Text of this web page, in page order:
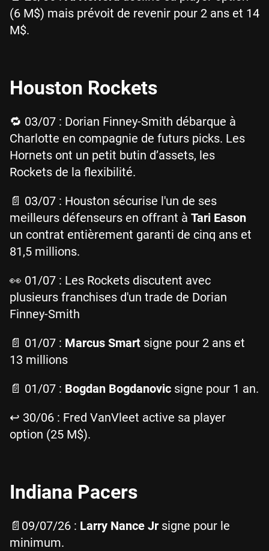
(6 M$) mais prévoit de revenir pour 2 ans et 14
M$.
Houston Rockets
🔁 03/07 : Dorian Finney-Smith débarque à
Charlotte en compagnie de futurs picks. Les
Hornets ont un petit butin d’assets, les
Rockets de la flexibilité.
📄 03/07 : Houston sécurise l'un de ses
meilleurs défenseurs en offrant à Tari Eason
un contrat entièrement garanti de cinq ans et
81,5 millions.
👀 01/07 : Les Rockets discutent avec
plusieurs franchises d'un trade de Dorian
Finney-Smith
📄 01/07 : Marcus Smart signe pour 2 ans et
13 millions
📄 01/07 : Bogdan Bogdanovic signe pour 1 an.
↩️ 30/06 : Fred VanVleet active sa player
option (25 M$).
Indiana Pacers
📄09/07/26 : Larry Nance Jr signe pour le
minimum.